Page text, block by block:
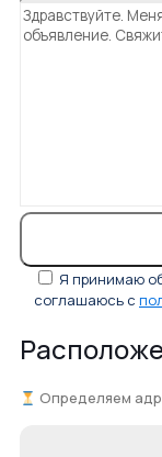
Я принимаю
соглашаюсь с
Определяем